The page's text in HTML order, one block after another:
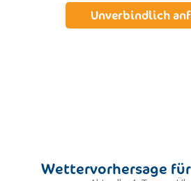
Lisciano Niccone
Montecastrilli
Unverbindlich
Wettervorhersage